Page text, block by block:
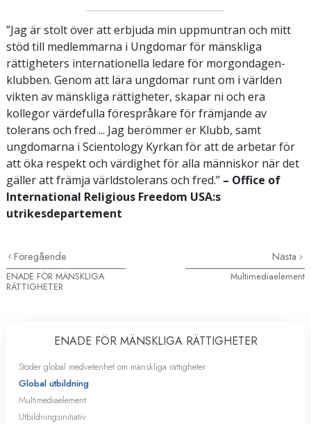
”Jag är stolt över att erbjuda min uppmuntran och mitt
stöd till medlemmarna i Ungdomar för mänskliga
rättigheters internationella ledare för morgondagen-
klubben. Genom att lära ungdomar runt om i världen
vikten av mänskliga rättigheter, skapar ni och era
kollegor värdefulla förespråkare för främjande av
tolerans och fred ... Jag berömmer er Klubb, samt
ungdomarna i Scientology Kyrkan för att de arbetar för
att öka respekt och värdighet för alla människor när det
gäller att främja världstolerans och fred.” – Office of
International Religious Freedom USA:s
utrikesdepartement
Föregående
ENADE FÖR MÄNSKLIGA
RÄTTIGHETER
Nästa
Multimediaelement
ENADE FÖR MÄNSKLIGA RÄTTIGHETER
Stöder global medvetenhet om mänskliga rättigheter
Global utbildning
Multimediaelement
Utbildningsinitiativ